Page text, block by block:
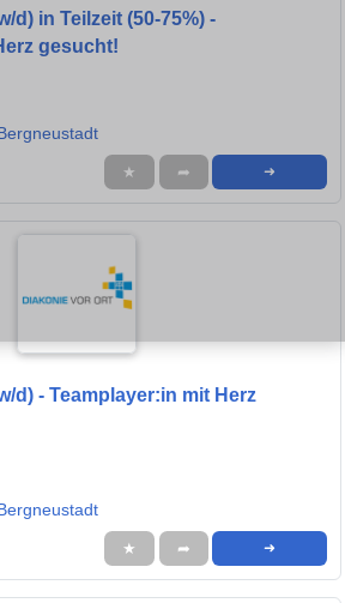
d) in Teilzeit (50-75%) -
gesucht!
★ ➦ ➜
d) - Teamplayer:in mit Herz
★ ➦ ➜